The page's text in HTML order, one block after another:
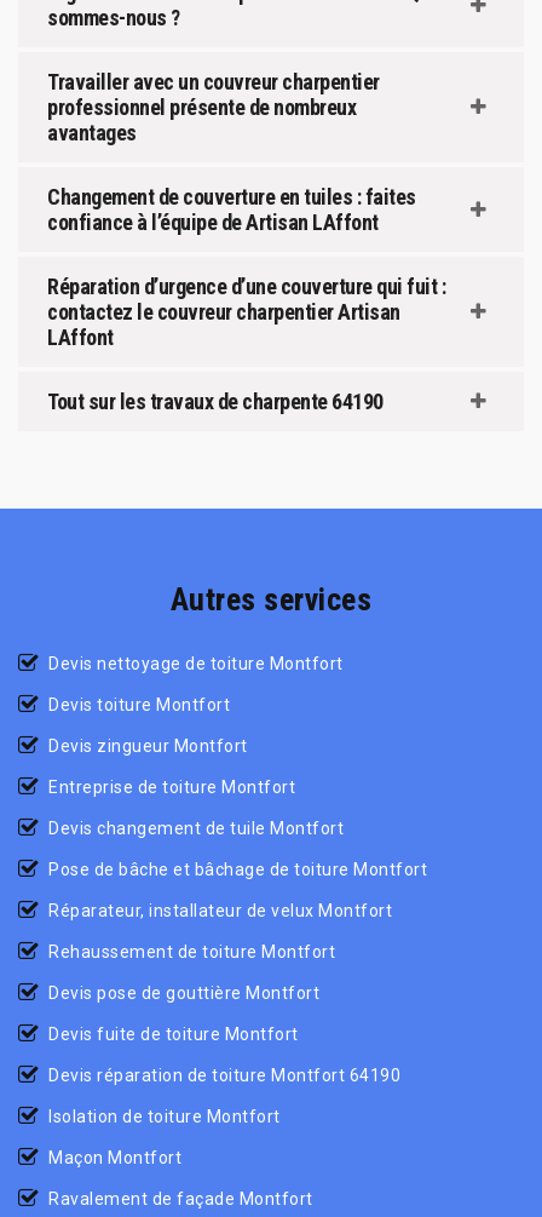
sommes-nous ?
Travailler avec un couvreur charpentier
professionnel présente de nombreux
avantages
Changement de couverture en tuiles : faites
confiance à l’équipe de Artisan LAffont
Réparation d’urgence d’une couverture qui fuit :
contactez le couvreur charpentier Artisan
LAffont
Tout sur les travaux de charpente 64190
Autres services
Devis nettoyage de toiture Montfort
Devis toiture Montfort
Devis zingueur Montfort
Entreprise de toiture Montfort
Devis changement de tuile Montfort
Pose de bâche et bâchage de toiture Montfort
Réparateur, installateur de velux Montfort
Rehaussement de toiture Montfort
Devis pose de gouttière Montfort
Devis fuite de toiture Montfort
Devis réparation de toiture Montfort 64190
Isolation de toiture Montfort
Maçon Montfort
Ravalement de façade Montfort